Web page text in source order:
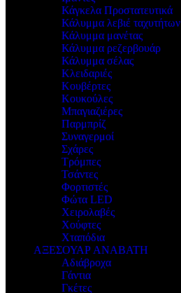
Κάγκελα Προστατευτικά
Κάλυμμα λεβιέ ταχυτήτων
Κάλυμμα μανέτας
Κάλυμμα ρεζερβουάρ
Κάλυμμα σέλας
Κλειδαριές
Κουβέρτες
Κουκούλες
Μπαγιαζιέρες
Παρμπρίζ
Συναγερμοί
Σχάρες
Τρόμπες
Τσάντες
Φορτιστές
Φώτα LED
Χειρολαβές
Χούφτες
Χταπόδια
ΑΞΕΣΟΥΑΡ ΑΝΑΒΑΤΗ
Αδιάβροχα
Γάντια
Γκέτες